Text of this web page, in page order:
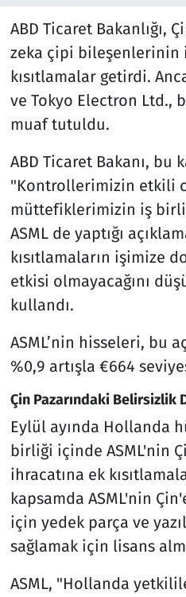
ABD Ticaret Bakanlığı,
zeka çipi bileşenlerinin
kısıtlamalar getirdi.
ve Tokyo Electron Ltd.,
muaf tutuldu.
ABD Ticaret Bakanı, bu
"Kontrollerimizin etkili
müttefiklerimizin iş
ASML de yaptığı
kısıtlamaların işimize
etkisi olmayacağını
kullandı.
ASML’nin hisseleri, bu
%0,9 artışla €664
Çin Pazarındaki Belirsizlik
Eylül ayında Hollanda
birliği içinde ASML'nin
ihracatına ek
kapsamda ASML'nin
için yedek parça ve
sağlamak için lisans
ASML, "Hollanda
Spor
Teknoloji ve Bilim
Televizyon